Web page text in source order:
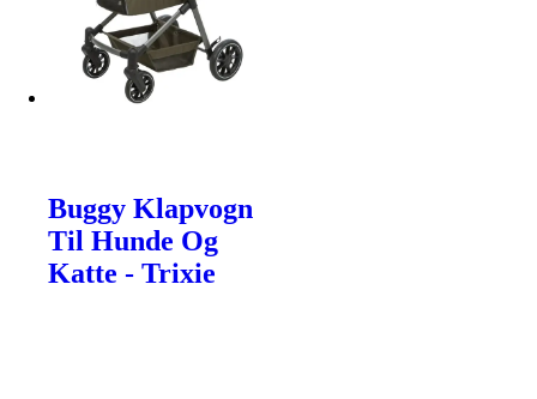
Buggy Klapvogn
Til Hunde Og
Katte - Trixie